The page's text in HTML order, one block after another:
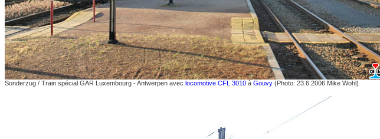
Sonderzug / Train spécial GAR Luxembourg - Antwerpen avec locomotive CFL 3010 à Gouvy (Photo: 23.6.2006 Mike Wohl)